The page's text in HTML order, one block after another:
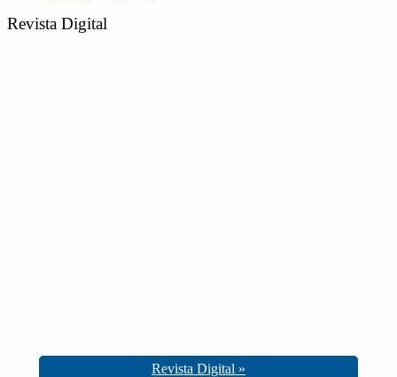
Revista Digital
Revista Digital »